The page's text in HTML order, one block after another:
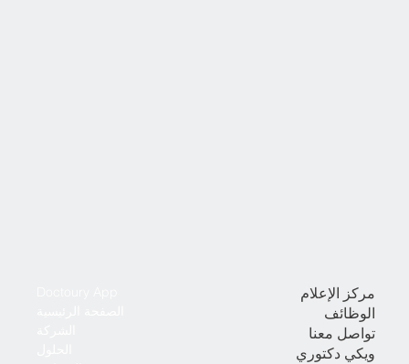
مركز الإعلام
الوظائف
تواصل معنا
ويكي دكتوري